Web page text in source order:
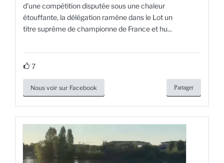
d’une compétition disputée sous une chaleur
étouffante, la délégation ramène dans le Lot un
titre suprême de championne de France et hu...
7
Nous voir sur Facebook Partager